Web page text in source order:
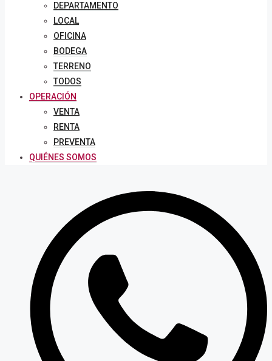
DEPARTAMENTO
LOCAL
OFICINA
BODEGA
TERRENO
TODOS
OPERACIÓN
VENTA
RENTA
PREVENTA
QUIÉNES SOMOS